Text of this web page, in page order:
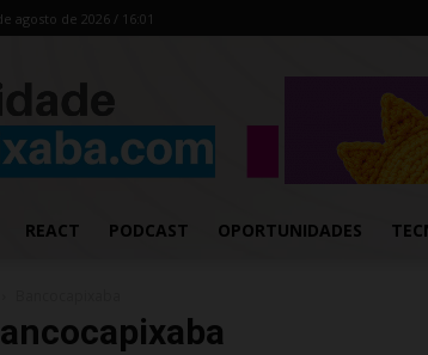
agosto de 2026 / 16:01
REACT PODCAST OPORTUNIDADES